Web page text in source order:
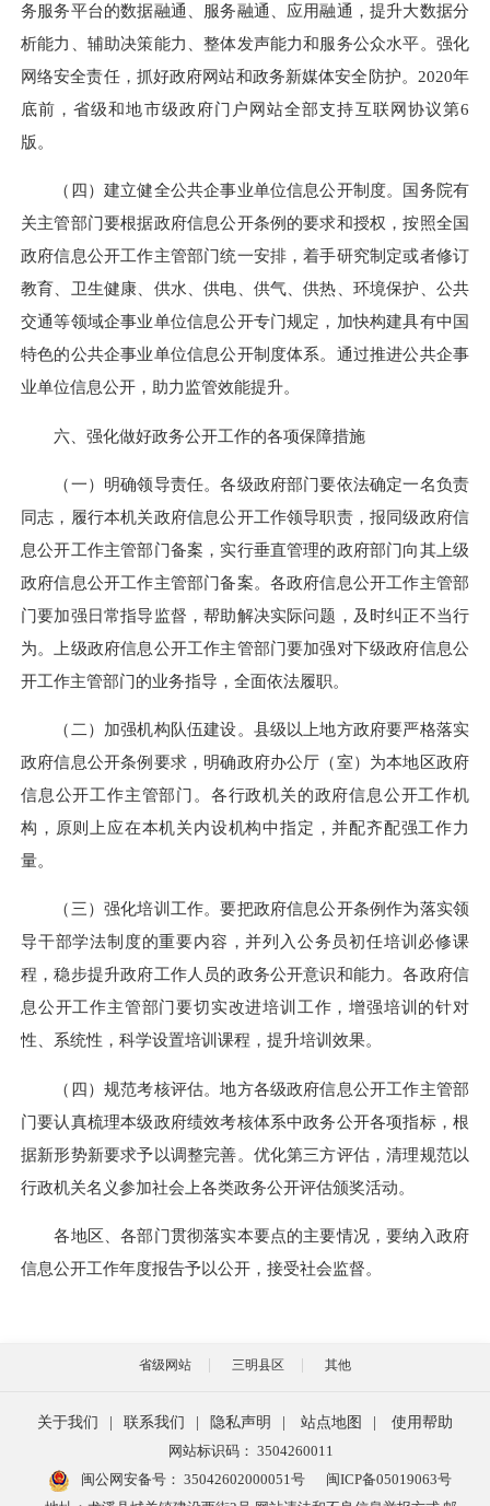
务服务平台的数据融通、服务融通、应用融通，提升大数据分
析能力、辅助决策能力、整体发声能力和服务公众水平。强化
网络安全责任，抓好政府网站和政务新媒体安全防护。2020年
底前，省级和地市级政府门户网站全部支持互联网协议第6
版。
（四）建立健全公共企事业单位信息公开制度。国务院有
关主管部门要根据政府信息公开条例的要求和授权，按照全国
政府信息公开工作主管部门统一安排，着手研究制定或者修订
教育、卫生健康、供水、供电、供气、供热、环境保护、公共
交通等领域企事业单位信息公开专门规定，加快构建具有中国
特色的公共企事业单位信息公开制度体系。通过推进公共企事
业单位信息公开，助力监管效能提升。
六、强化做好政务公开工作的各项保障措施
（一）明确领导责任。各级政府部门要依法确定一名负责
同志，履行本机关政府信息公开工作领导职责，报同级政府信
息公开工作主管部门备案，实行垂直管理的政府部门向其上级
政府信息公开工作主管部门备案。各政府信息公开工作主管部
门要加强日常指导监督，帮助解决实际问题，及时纠正不当行
为。上级政府信息公开工作主管部门要加强对下级政府信息公
开工作主管部门的业务指导，全面依法履职。
（二）加强机构队伍建设。县级以上地方政府要严格落实
政府信息公开条例要求，明确政府办公厅（室）为本地区政府
信息公开工作主管部门。各行政机关的政府信息公开工作机
构，原则上应在本机关内设机构中指定，并配齐配强工作力
量。
（三）强化培训工作。要把政府信息公开条例作为落实领
导干部学法制度的重要内容，并列入公务员初任培训必修课
程，稳步提升政府工作人员的政务公开意识和能力。各政府信
息公开工作主管部门要切实改进培训工作，增强培训的针对
性、系统性，科学设置培训课程，提升培训效果。
（四）规范考核评估。地方各级政府信息公开工作主管部
门要认真梳理本级政府绩效考核体系中政务公开各项指标，根
据新形势新要求予以调整完善。优化第三方评估，清理规范以
行政机关名义参加社会上各类政务公开评估颁奖活动。
各地区、各部门贯彻落实本要点的主要情况，要纳入政府
信息公开工作年度报告予以公开，接受社会监督。
省级网站 三明县区 其他
关于我们 | 联系我们 | 隐私声明 | 站点地图 |
使用帮助
网站标识码： 3504260011
闽公网安备号： 35042602000051号
闽ICP备05019063号